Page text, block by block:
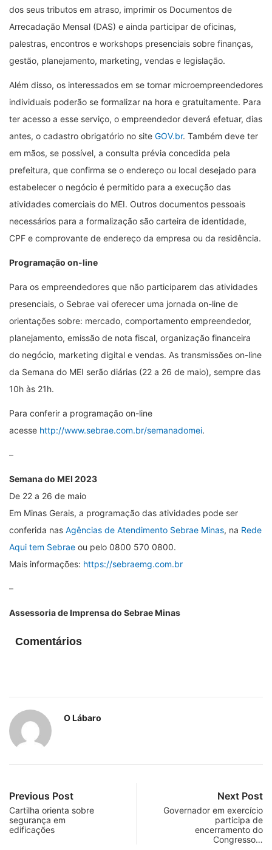
dos seus tributos em atraso, imprimir os Documentos de
Arrecadação Mensal (DAS) e ainda participar de oficinas,
palestras, encontros e workshops presenciais sobre finanças,
gestão, planejamento, marketing, vendas e legislação.
Além disso, os interessados em se tornar microempreendedores
individuais poderão se formalizar na hora e gratuitamente. Para
ter acesso a esse serviço, o empreendedor deverá efetuar, dias
antes, o cadastro obrigatório no site GOV.br. Também deve ter
em mãos, se possível, a consulta prévia concedida pela
prefeitura, que confirma se o endereço ou local desejado para
estabelecer o negócio é permitido para a execução das
atividades comerciais do MEI. Outros documentos pessoais
necessários para a formalização são carteira de identidade,
CPF e comprovante de endereço da empresa ou da residência.
Programação on-line
Para os empreendedores que não participarem das atividades
presenciais, o Sebrae vai oferecer uma jornada on-line de
orientações sobre: mercado, comportamento empreendedor,
planejamento, emissão de nota fiscal, organização financeira
do negócio, marketing digital e vendas. As transmissões on-line
da Semana do MEI serão diárias (22 a 26 de maio), sempre das
10h às 21h.
Para conferir a programação on-line
acesse http://www.sebrae.com.br/semanadomei.
–
Semana do MEI 2023
De 22 a 26 de maio
Em Minas Gerais, a programação das atividades pode ser
conferida nas Agências de Atendimento Sebrae Minas, na Rede
Aqui tem Sebrae ou pelo 0800 570 0800.
Mais informações: https://sebraemg.com.br
–
Assessoria de Imprensa do Sebrae Minas
Comentários
O Lábaro
Previous Post
Cartilha orienta sobre
segurança em
edificações
Next Post
Governador em exercício
participa de
encerramento do
Congresso…